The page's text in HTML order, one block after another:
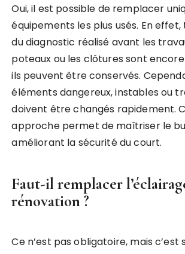
Oui, il est possible de remplacer
équipements les plus usés. En
du diagnostic réalisé avant les
poteaux ou les clôtures sont
ils peuvent être conservés.
éléments dangereux, instables ou
doivent être changés rapidement.
approche permet de maîtriser le
améliorant la sécurité du court.
Faut-il remplacer
rénovation ?
Ce n’est pas obligatoire, mais c’est